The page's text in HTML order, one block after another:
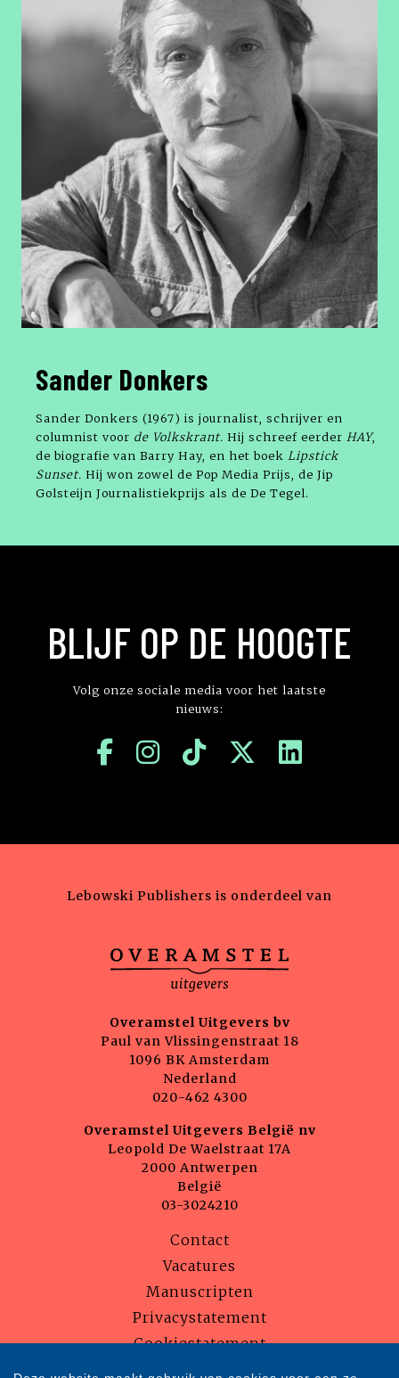
Sander Donkers
Sander Donkers (1967) is journalist, schrijver en
columnist voor de Volkskrant. Hij schreef eerder HAY,
de biografie van Barry Hay, en het boek Lipstick
Sunset. Hij won zowel de Pop Media Prijs, de Jip
Golsteijn Journalistiekprijs als de De Tegel.
BLIJF OP DE HOOGTE
Volg onze sociale media voor het laatste
nieuws:
Lebowski Publishers is onderdeel van
Overamstel Uitgevers bv
Paul van Vlissingenstraat 18
1096 BK Amsterdam
Nederland
020-462 4300
Overamstel Uitgevers België nv
Leopold De Waelstraat 17A
2000 Antwerpen
België
03-3024210
Contact
Vacatures
Manuscripten
Privacystatement
Cookiestatement